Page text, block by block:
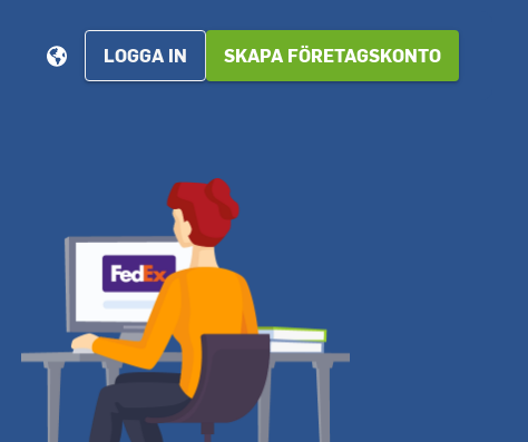
LOGGA IN SKAPA FÖRETAGSKONTO